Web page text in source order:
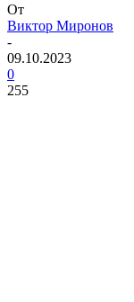
От
Виктор Миронов
-
09.10.2023
0
255